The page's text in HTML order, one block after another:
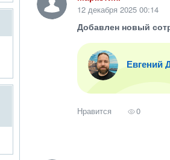
12 декабря 2025 00:14
Добавлен новый
Евгений
Нравится 0